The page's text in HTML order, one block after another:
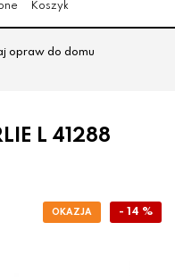
Koszyk
opraw do domu
L 41288
- 14 %